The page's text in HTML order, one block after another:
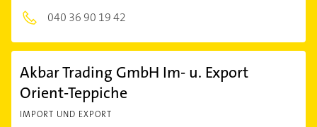
040 36 90 19 42
Akbar Trading GmbH Im- u. Export
Orient-Teppiche
IMPORT UND EXPORT